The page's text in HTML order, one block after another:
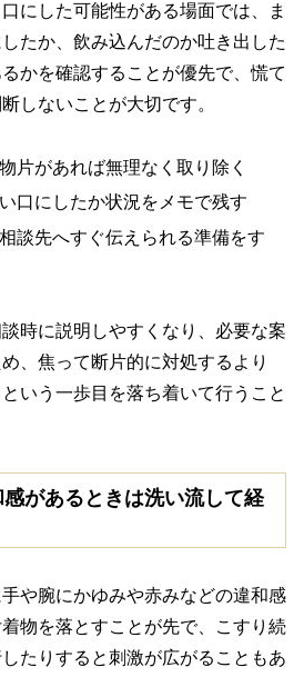
にした可能性がある場面では、ま
たか、飲み込んだのか吐き出した
かを確認することが優先で、慌て
しないことが大切です。
片があれば無理なく取り除く
口にしたか状況をメモで残す
談先へすぐ伝えられる準備をす
時に説明しやすくなり、必要な案
、焦って断片的に対処するより
いう一歩目を落ち着いて行うこと
があるときは洗い流して経
や腕にかゆみや赤みなどの違和感
物を落とすことが先で、こすり続
たりすると刺激が広がることもあ